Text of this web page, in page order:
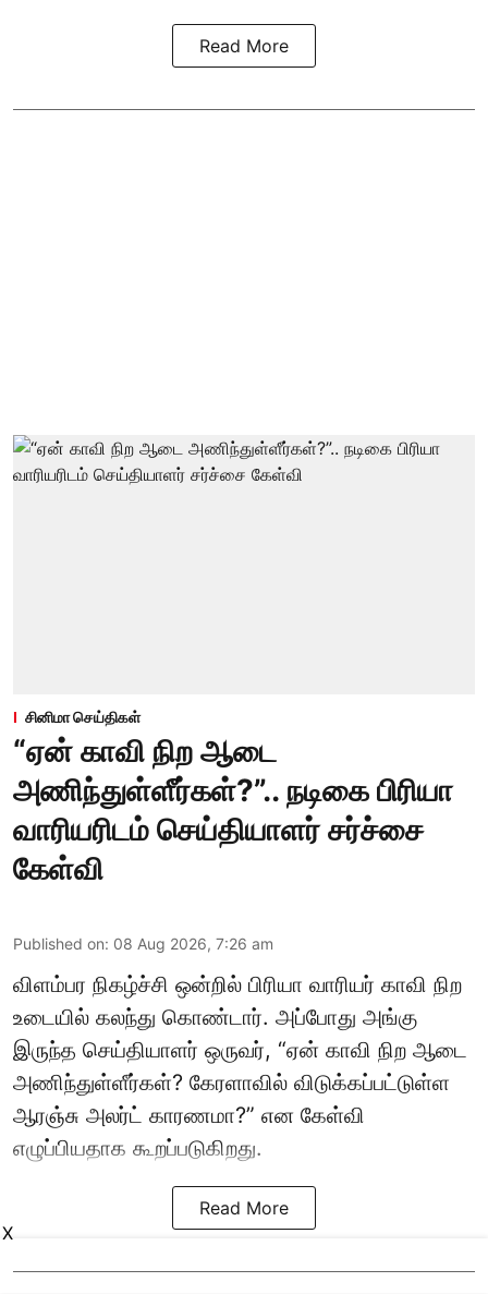
Read More
சினிமா செய்திகள்
“ஏன் காவி நிற ஆடை
அணிந்துள்ளீர்கள்?”.. நடிகை பிரியா
வாரியரிடம் செய்தியாளர் சர்ச்சை
கேள்வி
Published on: 08 Aug 2026, 7:26 am
விளம்பர நிகழ்ச்சி ஒன்றில் பிரியா வாரியர் காவி நிற
உடையில் கலந்து கொண்டார். அப்போது அங்கு
இருந்த செய்தியாளர் ஒருவர், “ஏன் காவி நிற ஆடை
அணிந்துள்ளீர்கள்? கேரளாவில் விடுக்கப்பட்டுள்ள
ஆரஞ்சு அலர்ட் காரணமா?” என கேள்வி
எழுப்பியதாக கூறப்படுகிறது.
Read More
X